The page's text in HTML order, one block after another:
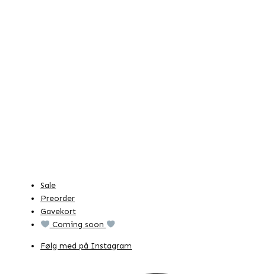
Sale
Preorder
Gavekort
Coming soon
Følg med på Instagram